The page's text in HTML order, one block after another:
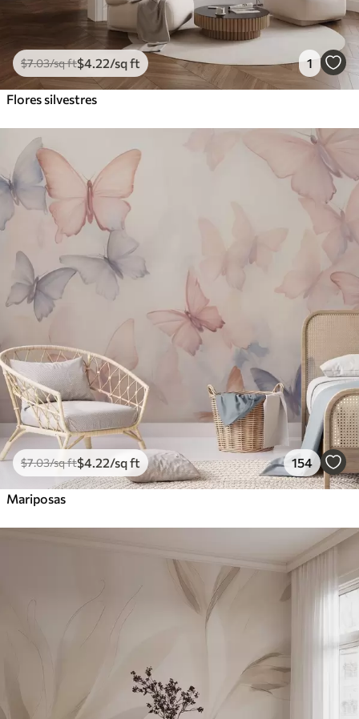
$7.03/sq ft$4 .22/sq ft 1
Flores silvestres
$7.03/sq ft$4 .22/sq ft 154
Mariposas